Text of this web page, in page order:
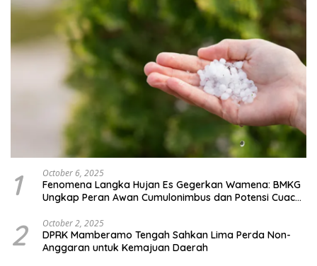
1 October 6, 2025
Fenomena Langka Hujan Es Gegerkan Wamena: BMKG
Ungkap Peran Awan Cumulonimbus dan Potensi Cuaca
2 October 2, 2025
DPRK Mamberamo Tengah Sahkan Lima Perda Non-
Anggaran untuk Kemajuan Daerah